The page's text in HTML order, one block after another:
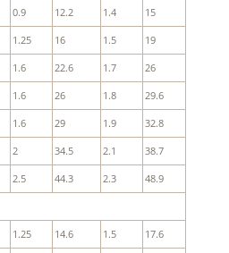
0.9 12.2 1.4 15
1.25 16 1.5 19
1.6 22.6 1.7 26
1.6 26 1.8 29.6
1.6 29 1.9 32.8
2 34.5 2.1 38.7
2.5 44.3 2.3 48.9
1.25 14.6 1.5 17.6